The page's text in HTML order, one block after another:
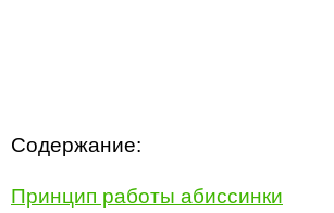
Содержание:
Принцип работы абиссинки